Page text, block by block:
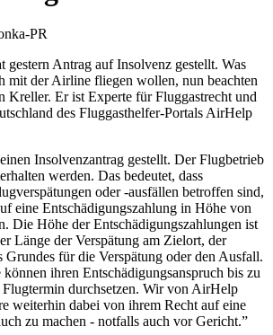
PR
Antrag auf Insolvenz gestellt. Was
mit der Airline fliegen wollen, nun beachten
Kreller. Er ist Experte für Fluggastrecht und
des Fluggasthelfer-Portals AirHelp
Insolvenzantrag gestellt. Der Flugbetrieb
werden. Das bedeutet, dass
oder -ausfällen betroffen sind,
eine Entschädigungszahlung in Höhe von
Die Höhe der Entschädigungszahlungen ist
Länge der Verspätung am Zielort, der
Grundes für die Verspätung oder den Ausfall.
können ihren Entschädigungsanspruch bis zu
Flugtermin durchsetzen. Wir von AirHelp
weiterhin dabei von ihrem Recht auf eine
zu machen - notfalls auch vor Gericht.”